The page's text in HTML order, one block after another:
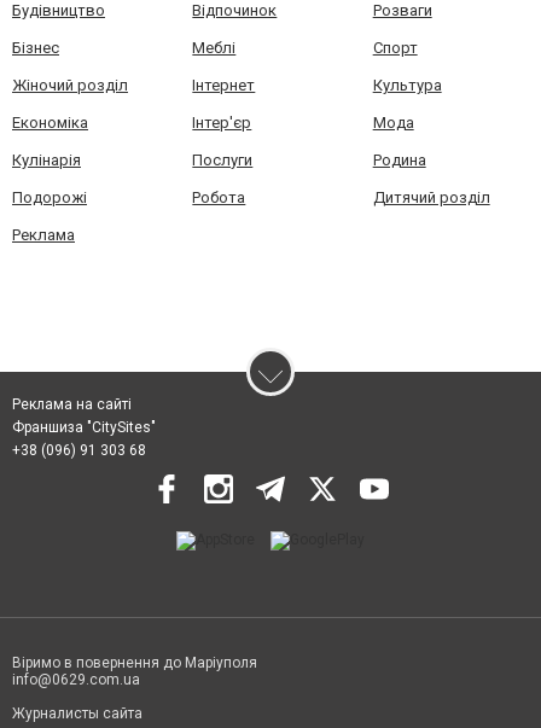
Будівництво Відпочинок Розваги
Бізнес Меблі Спорт
Жіночий розділ Інтернет Культура
Економіка Інтер'єр Мода
Кулінарія Послуги Родина
Подорожі Робота Дитячий розділ
Реклама
Реклама на сайті
Франшиза "CitySites"
+38 (096) 91 303 68
Віримо в повернення до Маріуполя
info@0629.com.ua
Журналисты сайта